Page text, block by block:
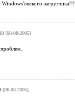
загрузчика!!!
[08-08-2005]
[06-08-2005]